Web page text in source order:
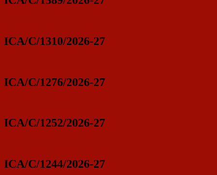
ICA/C/1310/2026-27
ICA/C/1276/2026-27
ICA/C/1252/2026-27
ICA/C/1244/2026-27